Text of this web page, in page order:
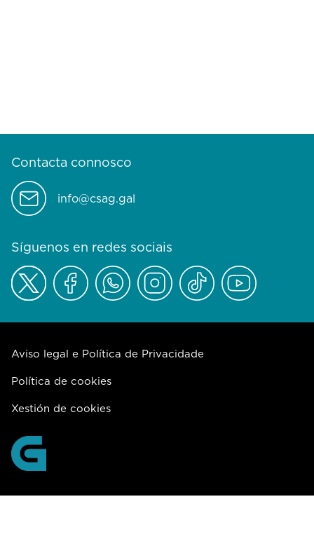
Contacta connosco
info@csag.gal
Síguenos en redes sociais
Aviso legal e Política de Privacidade
Política de cookies
Xestión de cookies